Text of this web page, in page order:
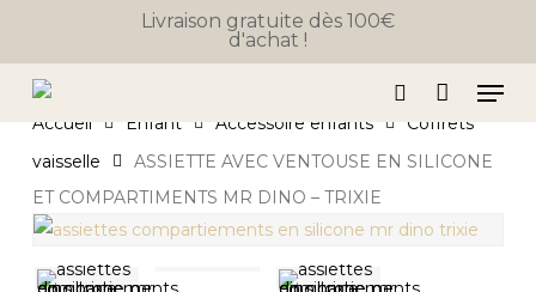
main
Livraison gratuite dès 100€
d'achat !
search
Accueil Enfant Accessoire enfants
Coffrets
vaisselle
ASSIETTE AVEC VENTOUSE EN SILICONE
ET COMPARTIMENTS MR DINO – TRIXIE